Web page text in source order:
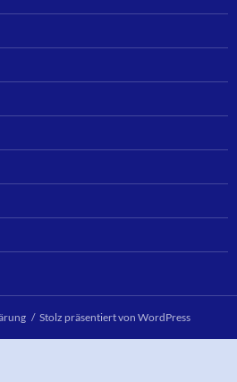
Stolz präsentiert von WordPress